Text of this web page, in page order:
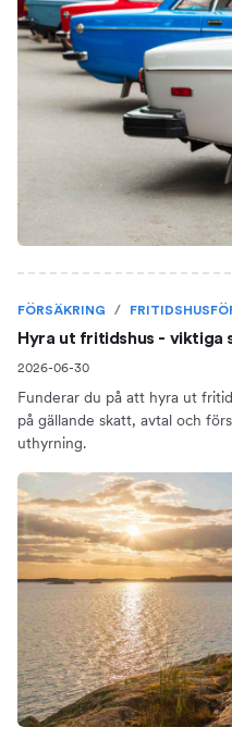
FÖRSÄKRING /
Hyra ut fritidshus - viktiga
2026-06-30
Funderar du på att hyra ut
på gällande skatt, avtal och
uthyrning.